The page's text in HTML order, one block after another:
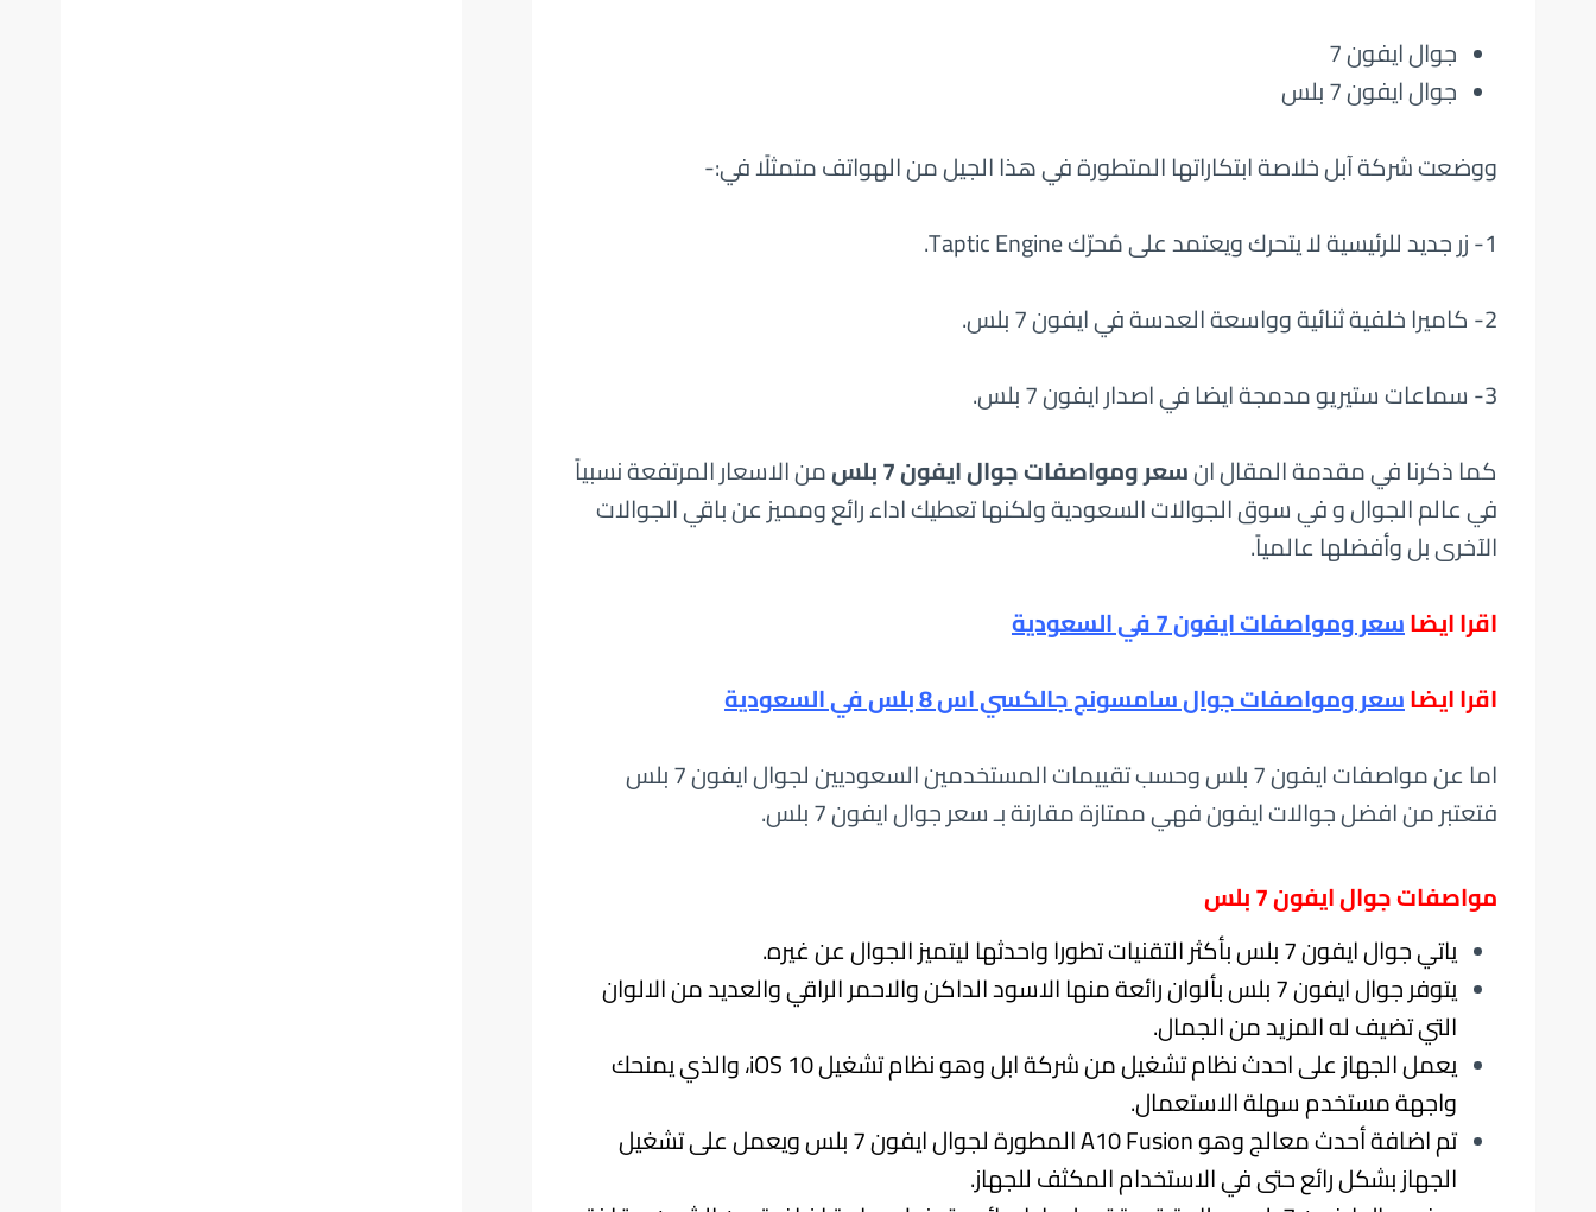
جوال ايفون 7
جوال ايفون 7 بلس
ووضعت شركة آبل خلاصة ابتكاراتها المتطورة في هذا الجيل من الهواتف متمثلًا في:-
1- زر جديد للرئيسية لا يتحرك ويعتمد على مُحرّك Taptic Engine.
2- كاميرا خلفية ثنائية وواسعة العدسة في ايفون 7 بلس.
3- سماعات ستيريو مدمجة ايضا في اصدار ايفون 7 بلس.
كما ذكرنا في مقدمة المقال انسعر ومواصفات جوال ايفون 7 بلس
من الاسعار المرتفعة نسبياً
في عالم الجوال و في سوق الجوالات السعودية ولكنها تعطيك اداء رائع ومميز عن باقي الجوالات
الآخرى بل وأفضلها عالمياً.
اقرا ايضاسعر ومواصفات ايفون 7 في السعودية
اقرا ايضاسعر ومواصفات جوال سامسونج جالكسي اس 8 بلس في السعودية
اما عن مواصفات ايفون 7 بلس وحسب تقييمات المستخدمين السعوديين لجوال ايفون 7 بلس
فتعتبر من افضل جوالات ايفون فهي ممتازة مقارنة بـ سعر جوال ايفون 7 بلس.
مواصفات جوال ايفون 7 بلس
ياتي جوال ايفون 7 بلس بأكثر التقنيات تطورا واحدثها ليتميز الجوال عن غيره.
يتوفر جوال ايفون 7 بلس بألوان رائعة منها الاسود الداكن والاحمر الراقي والعديد من الالوان
التي تضيف له المزيد من الجمال.
يعمل الجهاز على احدث نظام تشغيل من شركة ابل وهو نظام تشغيل iOS 10، والذي يمنحك
واجهة مستخدم سهلة الاستعمال.
تم اضافة أحدث معالج وهو A10 Fusion المطورة لجوال ايفون 7 بلس ويعمل على تشغيل
الجهاز بشكل رائع حتى في الاستخدام المكثف للجهاز.